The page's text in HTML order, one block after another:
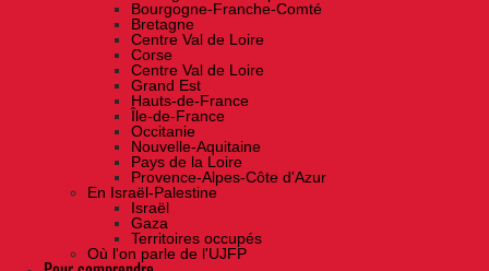
Bourgogne-Franche-Comté
Bretagne
Centre Val de Loire
Corse
Centre Val de Loire
Grand Est
Hauts-de-France
Île-de-France
Occitanie
Nouvelle-Aquitaine
Pays de la Loire
Provence-Alpes-Côte d'Azur
En Israël-Palestine
Israël
Gaza
Territoires occupés
Où l'on parle de l'UJFP